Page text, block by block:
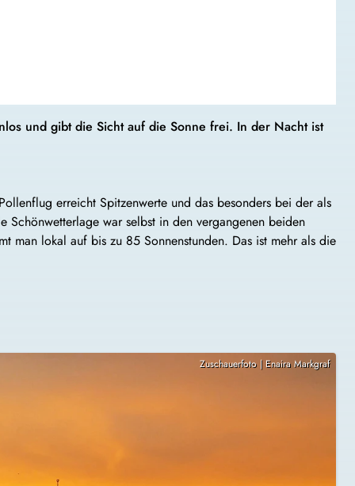
und gibt die Sicht auf die Sonne frei. In der Nacht ist
erreicht Spitzenwerte und das besonders bei der als
Schönwetterlage war selbst in den vergangenen beiden
man lokal auf bis zu 85 Sonnenstunden. Das ist mehr als die
Zuschauerfoto | Enaira Markgraf